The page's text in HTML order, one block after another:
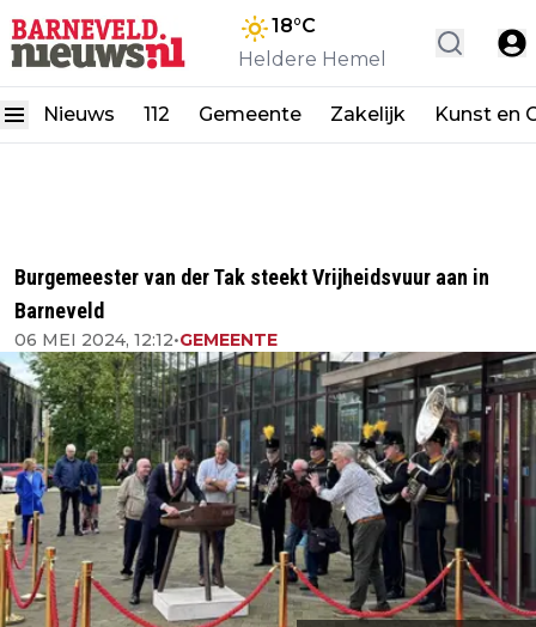
18°C
Heldere Hemel
Nieuws 112 Gemeente Zakelijk Kunst en
Burgemeester van der Tak steekt Vrijheidsvuur aan in
Barneveld
06 MEI 2024, 12:12•GEMEENTE